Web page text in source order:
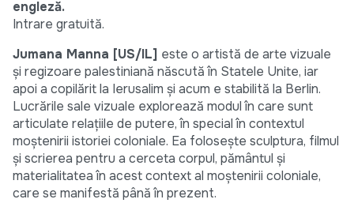
engleză.
Intrare gratuită.
Jumana Manna [US/IL] este o artistă de arte vizuale
și regizoare palestiniană născută în Statele Unite, iar
apoi a copilărit la Ierusalim și acum e stabilită la Berlin.
Lucrările sale vizuale explorează modul în care sunt
articulate relațiile de putere, în special în contextul
moștenirii istoriei coloniale. Ea folosește sculptura, filmul
și scrierea pentru a cerceta corpul, pământul și
materialitatea în acest context al moștenirii coloniale,
care se manifestă până în prezent.